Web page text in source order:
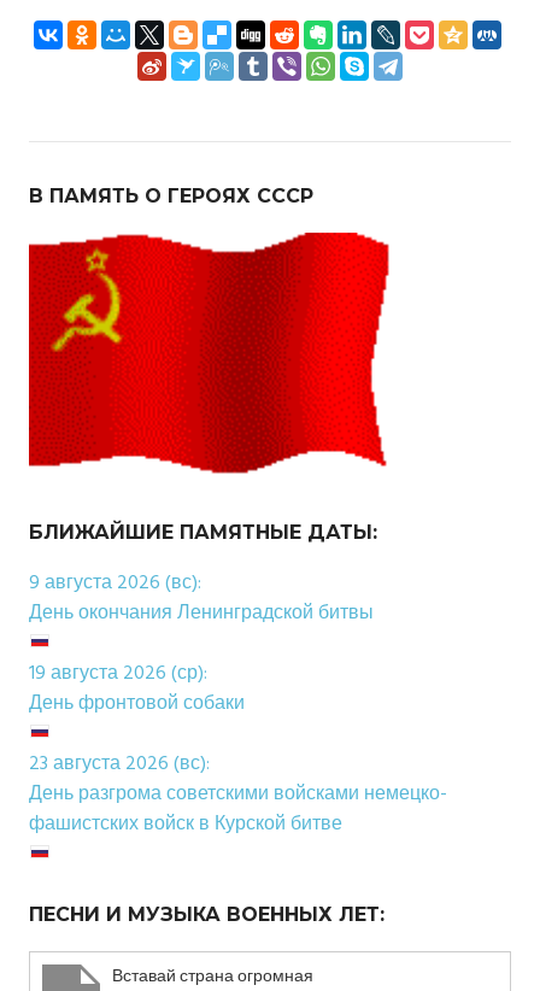
записям
В ПАМЯТЬ О ГЕРОЯХ СССР
БЛИЖАЙШИЕ ПАМЯТНЫЕ ДАТЫ:
9 августа 2026 (вс):
День окончания Ленинградской битвы
19 августа 2026 (ср):
День фронтовой собаки
23 августа 2026 (вс):
День разгрома советскими войсками немецко-
фашистских войск в Курской битве
ПЕСНИ И МУЗЫКА ВОЕННЫХ ЛЕТ:
Вставай страна огромная